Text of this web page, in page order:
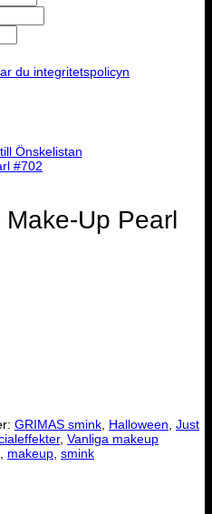
du integritetspolicyn
Önskelistan
Up Pearl
GRIMAS smink Halloween Just
, Vanliga makeup
makeup smink